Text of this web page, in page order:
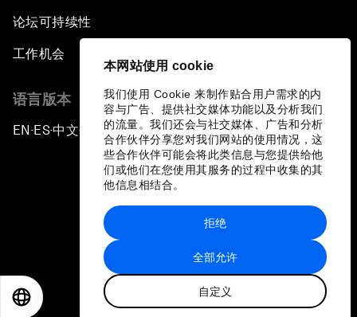
本网站使用 cookie
我们使用 Cookie 来制作贴合用户需求的内
容与广告、提供社交媒体功能以及分析我们
的流量。我们还会与社交媒体、广告和分析
合作伙伴分享您对我们网站的使用情况，这
些合作伙伴可能会将此类信息与您提供给他
们或他们在您使用其服务的过程中收集的其
他信息相结合。
全部允许
自定义
拒绝
论坛可持续性
工作机会
语言版本
EN ▪ES▪中文▪ 日本語
站点地图
世界经济论坛